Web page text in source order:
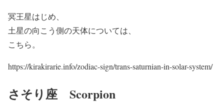
冥王星はじめ、
土星の向こう側の天体については、
こちら。
https://kirakirarie.info/zodiac-sign/trans-saturnian-in-solar-system/
さそり座 Scorpion